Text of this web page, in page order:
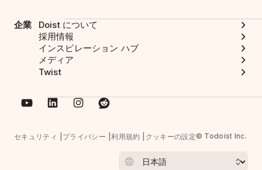
企業
Doist について
採用情報
インスピレーション ハブ
メディア
Twist
セキュリティ プライバシー 利用規約 クッキーの設定© Todoist Inc.